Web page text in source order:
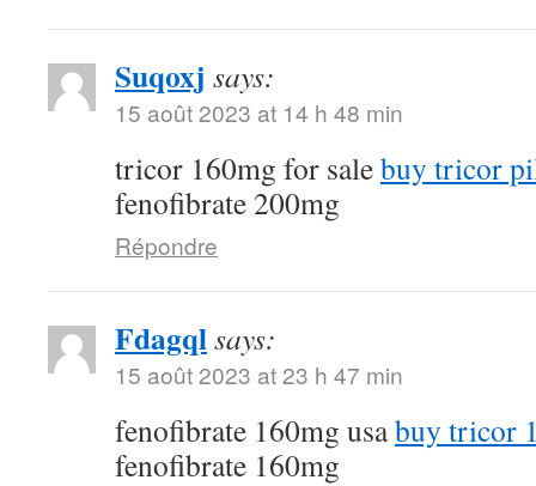
Suqoxj says:
15 août 2023 at 14 h 48 min
tricor 160mg for salebuy tricor
fenofibrate 200mg
Répondre
Fdagqlsays:
15 août 2023 at 23 h 47 min
fenofibrate 160mg usabuy tricor
fenofibrate 160mg